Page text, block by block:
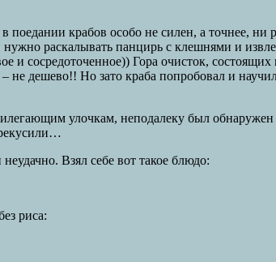
крабов особо не силен, а точнее, ни
раскалывать панцирь с клешнями и
и сосредоточенное)) Гора очисток,
дешево!! Но зато краба попробовал и
улочкам, неподалеку был
Взял себе вот такое блюдо:
риса: